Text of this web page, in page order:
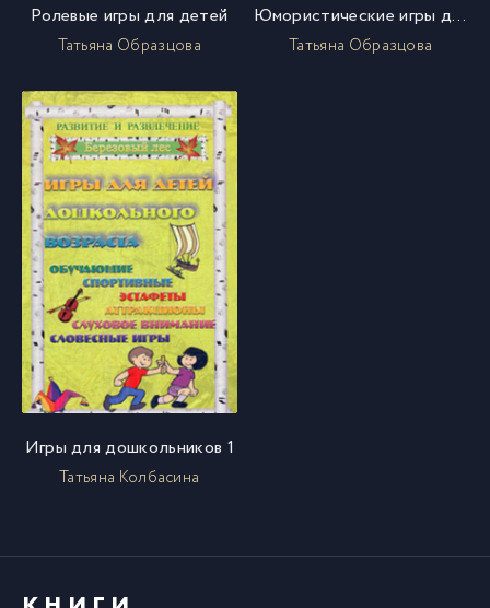
Ролевые игры для детей
Татьяна Образцова
Юмористические игры для детей
Татьяна Образцова
Игры для дошкольников 1
Татьяна Колбасина